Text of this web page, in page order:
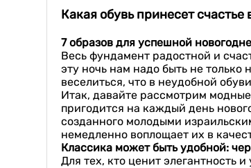
Какая обувь принесет счастье
7 образов для успешной
Весь фундамент радостной и
эту ночь нам надо быть не только
веселиться, что в неудобной
Итак, давайте рассмотрим
пригодится на каждый день
созданного молодыми
немедленно воплощает их в
Классика может быть удобной:
Для тех, кто ценит элегантность